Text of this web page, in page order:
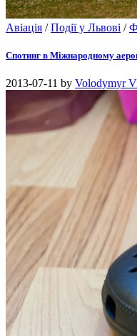
Авіація /Події у Львові /
Спотинг в Міжнародному
2013-07-11 by Volodymyr